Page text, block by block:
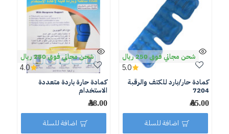
شحن مجاني فوق 250 ريال
كمادة حار/بارد للكتف والرقبة
7204
65.00 ﷼
5.0
اضافة للسلة
شحن مجاني فوق 250 ريال
كمادة حارة باردة متعددة
الاستخدام
38.00 ﷼
4.0
اضافة للسلة